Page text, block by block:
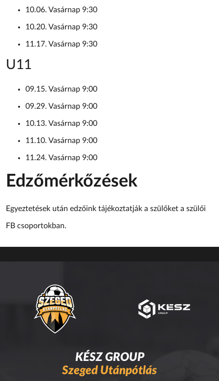
10.06. Vasárnap 9:30
10.20. Vasárnap 9:30
11.17. Vasárnap 9:30
U11
09.15. Vasárnap 9:00
09.29. Vasárnap 9:00
10.13. Vasárnap 9:00
11.10. Vasárnap 9:00
11.24. Vasárnap 9:00
Edzőmérkőzések
Egyeztetések után edzőink tájékoztatják a szülőket a szülői
FB csoportokban.
KÉSZ GROUP
Szeged Utánpótlás